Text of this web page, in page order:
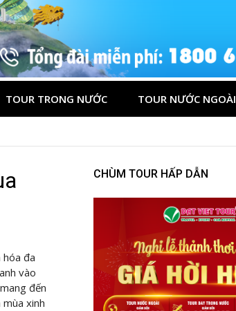
TOUR TRONG NƯỚC TOUR NƯỚC NGOÀI
đa
vào
đến
xinh
CHÙM TOUR HẤP DẪN